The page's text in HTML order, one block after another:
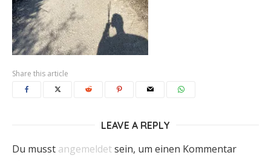
Share this article
LEAVE A REPLY
Du musst angemeldetsein, um einen Kommentar